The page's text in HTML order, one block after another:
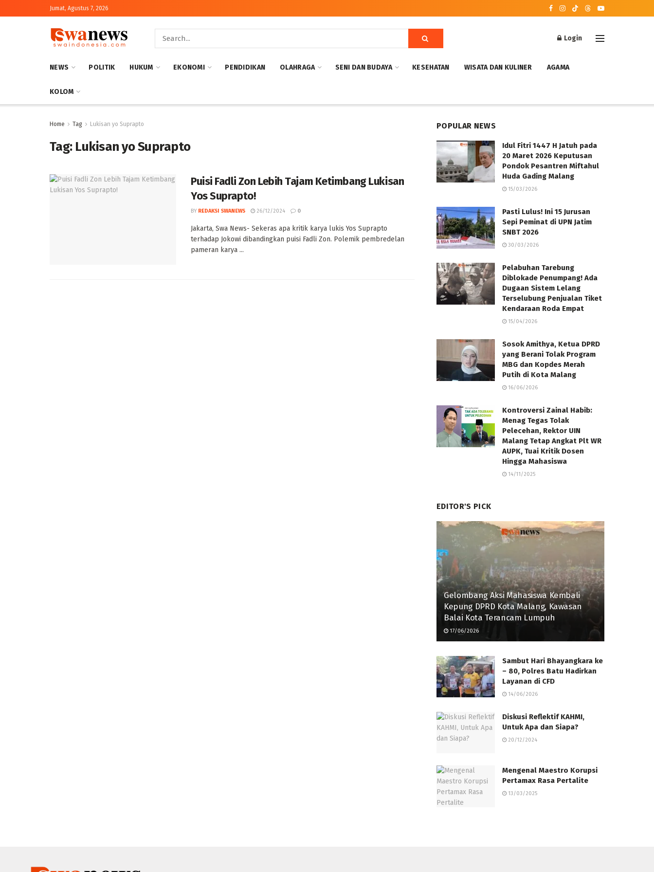
Jumat, Agustus 7, 2026
Login
NEWS POLITIK HUKUM EKONOMI PENDIDIKAN OLAHRAGA SENI DAN BUDAYA KESEHATAN WISATA DAN KULINER AGAMA
KOLOM
Home Tag Lukisan yo Suprapto
Tag: Lukisan yo Suprapto
Puisi Fadli Zon Lebih Tajam Ketimbang Lukisan
Yos Suprapto!
BY REDAKSI SWANEWS 26/12/2024 0
Jakarta, Swa News- Sekeras apa kritik karya lukis Yos Suprapto
terhadap Jokowi dibandingkan puisi Fadli Zon. Polemik pembredelan
pameran karya ...
POPULAR NEWS
Idul Fitri 1447 H Jatuh pada
20 Maret 2026 Keputusan
Pondok Pesantren Miftahul
Huda Gading Malang
15/03/2026
Pasti Lulus! Ini 15 Jurusan
Sepi Peminat di UPN Jatim
SNBT 2026
30/03/2026
Pelabuhan Tarebung
Diblokade Penumpang! Ada
Dugaan Sistem Lelang
Terselubung Penjualan Tiket
Kendaraan Roda Empat
15/04/2026
Sosok Amithya, Ketua DPRD
yang Berani Tolak Program
MBG dan Kopdes Merah
Putih di Kota Malang
16/06/2026
Kontroversi Zainal Habib:
Menag Tegas Tolak
Pelecehan, Rektor UIN
Malang Tetap Angkat Plt WR
AUPK, Tuai Kritik Dosen
Hingga Mahasiswa
14/11/2025
EDITOR'S PICK
Gelombang Aksi Mahasiswa Kembali
Kepung DPRD Kota Malang, Kawasan
Balai Kota Terancam Lumpuh
17/06/2026
Sambut Hari Bhayangkara ke
– 80, Polres Batu Hadirkan
Layanan di CFD
14/06/2026
Diskusi Reflektif KAHMI,
Untuk Apa dan Siapa?
20/12/2024
Mengenal Maestro Korupsi
Pertamax Rasa Pertalite
13/03/2025